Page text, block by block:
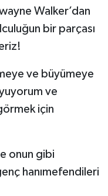
Walker’dan
bir parçası
ve büyümeye
ve
için
onun gibi
hanımefendileri